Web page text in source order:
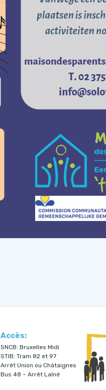
Accès:
SNCB: Bruxelles Midi
STIB: Tram 82 et 97
Arrêt Union ou Châtaignes
Bus 48 – Arrêt Laîné